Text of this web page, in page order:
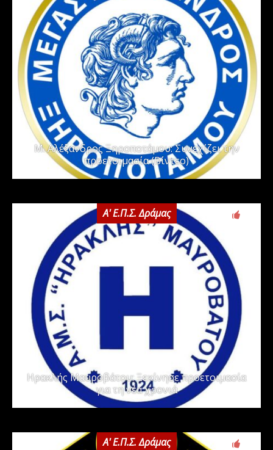
Μ. Αλέξανδρος Ξηροποτάμου: Συνεχίζει την
προετοιμασία (Βίντεο)
Α' Ε.Π.Σ. Δράμας
Ηρακλής Μαυροβάτου: Ξεκίνησε προετοιμασία
για τη νέα χρονιά
Α' Ε.Π.Σ. Δράμας